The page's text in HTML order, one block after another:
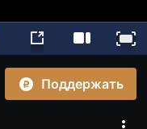
Поддержать